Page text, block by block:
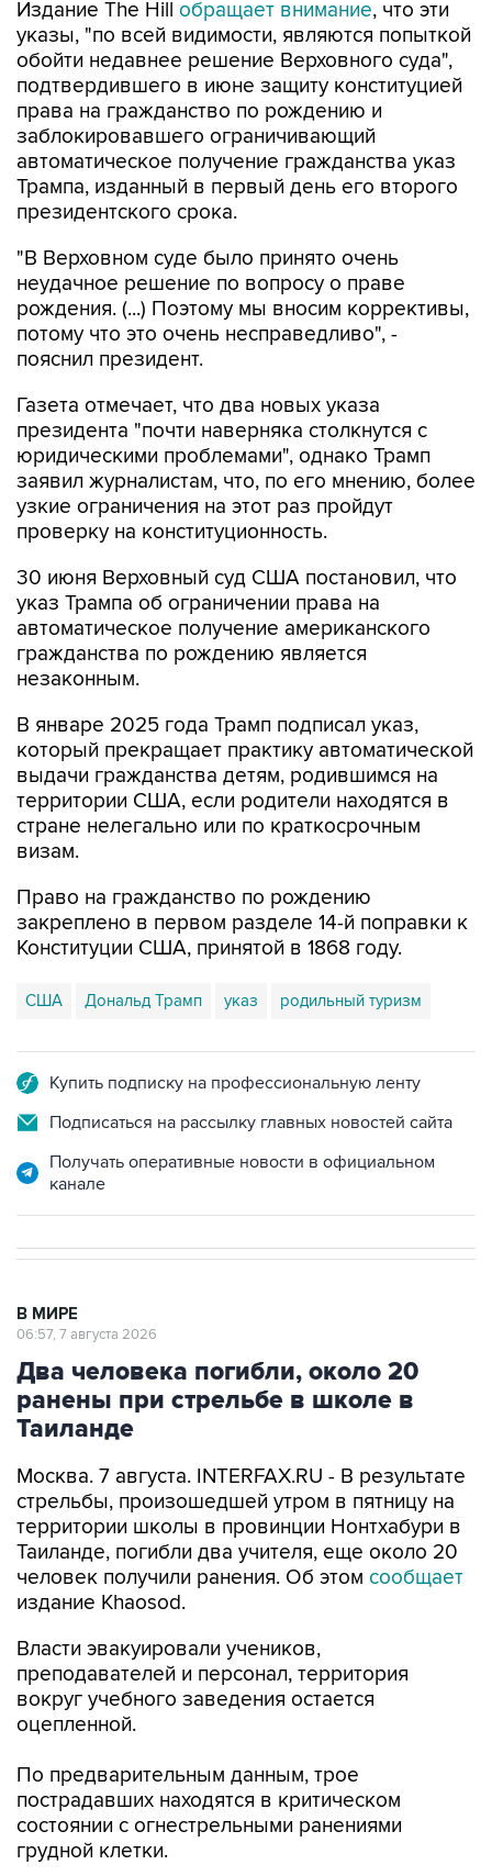
обойти недавнее решение Верховного суда",
подтвердившего в июне защиту конституцией
права на гражданство по рождению и
заблокировавшего ограничивающий
автоматическое получение гражданства указ
Трампа, изданный в первый день его второго
президентского срока.
"В Верховном суде было принято очень
рождения. (...) Поэтому мы вносим коррективы,
потому что это очень несправедливо", -
пояснил президент.
Газета отмечает, что два новых указа
юридическими проблемами", однако Трамп
заявил журналистам, что, по его мнению, более
узкие ограничения на этот раз пройдут
проверку на конституционность.
30 июня Верховный суд США постановил, что
автоматическое получение американского
гражданства по рождению является
незаконным.
В январе 2025 года Трамп подписал указ,
выдачи гражданства детям, родившимся на
территории США, если родители находятся в
стране нелегально или по краткосрочным
визам.
Право на гражданство по рождению
Конституции США, принятой в 1868 году.
США Дональд Трамп указ родильный туризм
Подписаться на рассылку главных новостей сайта
Получать оперативные новости в официальном
канале
Два человека погибли, около 20
ранены при стрельбе в школе в
Таиланде
Москва. 7 августа. INTERFAX.RU - В результате
территории школы в провинции Нонтхабури в
Таиланде, погибли два учителя, еще около 20
человек получили ранения. Об этомсообщает
издание Khaosod.
Власти эвакуировали учеников,
вокруг учебного заведения остается
оцепленной.
По предварительным данным, трое
состоянии с огнестрельными ранениями
грудной клетки.
Полицейские ведут поиски стрелявшего.